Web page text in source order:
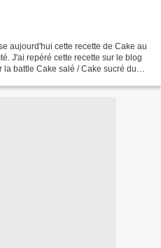
aujourd'hui cette recette de Cake au
J'ai repéré cette recette sur le blog
battle Cake salé / Cake sucré du